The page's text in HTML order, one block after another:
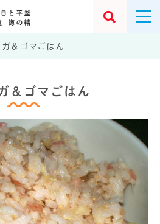
ガ＆ゴマごはん
＆ゴマごはん